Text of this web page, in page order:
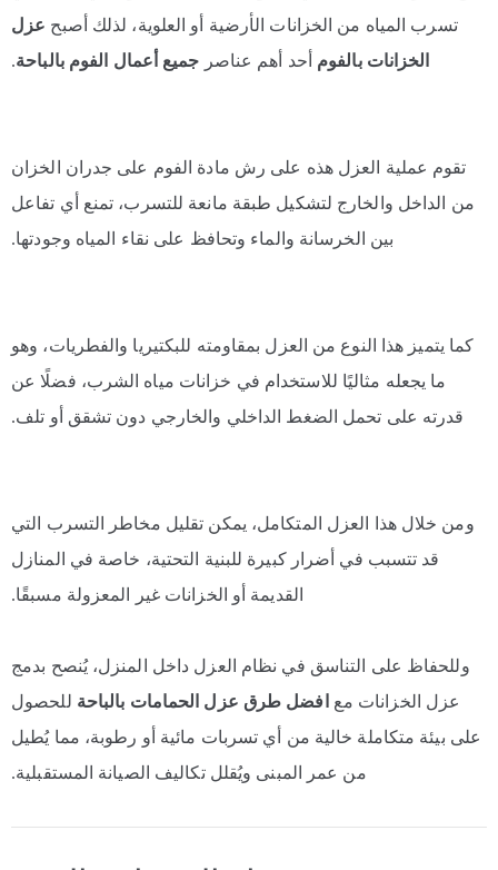
تسرب المياه من الخزانات الأرضية أو العلوية، لذلك أصبح عزل
الخزانات بالفوم أحد أهم عناصر جميع أعمال الفوم بالباحة.
تقوم عملية العزل هذه على رش مادة الفوم على جدران الخزان
من الداخل والخارج لتشكيل طبقة مانعة للتسرب، تمنع أي تفاعل
بين الخرسانة والماء وتحافظ على نقاء المياه وجودتها.
كما يتميز هذا النوع من العزل بمقاومته للبكتيريا والفطريات، وهو
ما يجعله مثاليًا للاستخدام في خزانات مياه الشرب، فضلًا عن
قدرته على تحمل الضغط الداخلي والخارجي دون تشقق أو تلف.
ومن خلال هذا العزل المتكامل، يمكن تقليل مخاطر التسرب التي
قد تتسبب في أضرار كبيرة للبنية التحتية، خاصة في المنازل
القديمة أو الخزانات غير المعزولة مسبقًا.
وللحفاظ على التناسق في نظام العزل داخل المنزل، يُنصح بدمج
عزل الخزانات مع
افضل طرق عزل الحمامات بالباحة للحصول
على بيئة متكاملة خالية من أي تسربات مائية أو رطوبة، مما يُطيل
من عمر المبنى ويُقلل تكاليف الصيانة المستقبلية.